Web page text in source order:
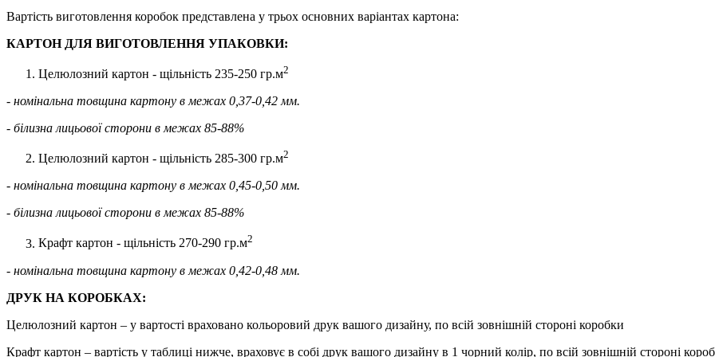
Вартість виготовлення коробок представлена у трьох основних варіантах картона:
КАРТОН ДЛЯ ВИГОТОВЛЕННЯ УПАКОВКИ:
Целюлозний картон - щільність 235-250 гр.м2
- номінальна товщина картону в межах 0,37-0,42 мм.
- білизна лицьової сторони в межах 85-88%
Целюлозний картон - щільність 285-300 гр.м2
- номінальна товщина картону в межах 0,45-0,50 мм.
- білизна лицьової сторони в межах 85-88%
Крафт картон - щільність 270-290 гр.м2
- номінальна товщина картону в межах 0,42-0,48 мм.
ДРУК НА КОРОБКАХ:
Целюлозний картон – у вартості враховано кольоровий друк вашого дизайну, по всій зовнішній стороні коробки
Крафт картон – вартість у таблиці нижче, враховує в собі друк вашого дизайну в 1 чорний колір, по всій зовнішній стороні